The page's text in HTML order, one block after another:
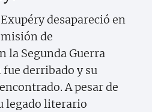
desapareció en
de
la Segunda Guerra
derribado y su
A pesar de
legado literario